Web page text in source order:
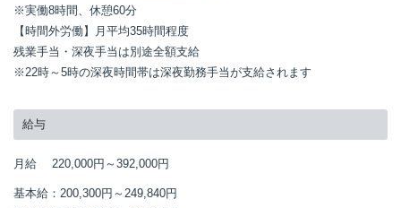
※実働8時間、休憩60分
【時間外労働】月平均35時間程度
残業手当・深夜手当は別途全額支給
※22時～5時の深夜時間帯は深夜勤務手当が支給されます
給与
月給 220,000円～ 392,000円
基本給：200,300円～249,840円